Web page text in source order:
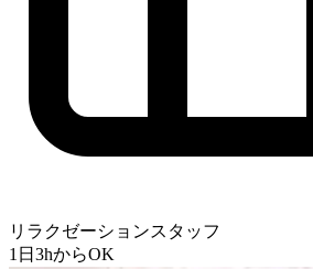
リラクゼーションスタッフ
1日3hからOK